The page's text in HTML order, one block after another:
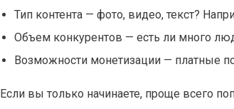
Тип контента — фото, видео, текст?
Объем конкурентов — есть ли много
Возможности монетизации — платные
Если вы только начинаете, проще всего